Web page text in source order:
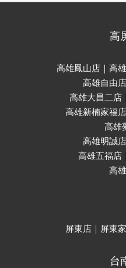
高
高雄鳳山店｜高
高雄自由
高雄大昌二店
高雄新楠家福
高雄
高雄明誠
高雄五福店
高
屏東店｜屏東
台